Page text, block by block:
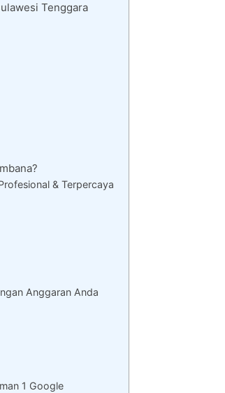
Tenggara
& Terpercaya
Anggaran Anda
1 Google